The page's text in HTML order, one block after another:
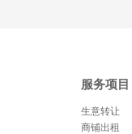
服务项目
生意转让
商铺出租